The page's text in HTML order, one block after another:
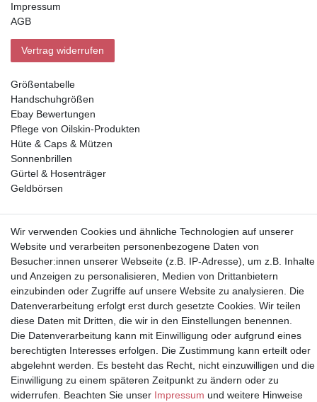
Impressum
AGB
Vertrag widerrufen
Größentabelle
Handschuhgrößen
Ebay Bewertungen
Pflege von Oilskin-Produkten
Hüte & Caps & Mützen
Sonnenbrillen
Gürtel & Hosenträger
Geldbörsen
Partner
* Alle Preise inkl.
Mehrwertsteuer und zuzüglich
Wir verwenden Cookies und ähnliche Technologien auf unserer
Website und verarbeiten personenbezogene Daten von
Besucher:innen unserer Webseite (z.B. IP-Adresse), um z.B. Inhalte
und Anzeigen zu personalisieren, Medien von Drittanbietern
einzubinden oder Zugriffe auf unsere Website zu analysieren. Die
Datenverarbeitung erfolgt erst durch gesetzte Cookies. Wir teilen
diese Daten mit Dritten, die wir in den Einstellungen benennen.
Die Datenverarbeitung kann mit Einwilligung oder aufgrund eines
berechtigten Interesses erfolgen. Die Zustimmung kann erteilt oder
abgelehnt werden. Es besteht das Recht, nicht einzuwilligen und die
Einwilligung zu einem späteren Zeitpunkt zu ändern oder zu
widerrufen. Beachten Sie unser Impressum und weitere Hinweise